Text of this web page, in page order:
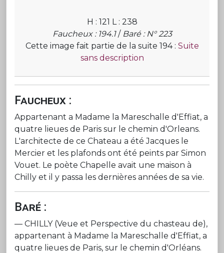
H : 121 L : 238
Faucheux : 194.1/ Baré : N° 223
Cette image fait partie de la suite 194 : Suite
sans description
Faucheux :
Appartenant a Madame la Mareschalle d'Effiat, a
quatre lieues de Paris sur le chemin d'Orleans.
L'architecte de ce Chateau a été Jacques le
Mercier et les plafonds ont été peints par Simon
Vouet. Le poète Chapelle avait une maison à
Chilly et il y passa les dernières années de sa vie.
Baré :
— CHILLY (Veue et Perspective du chasteau de),
appartenant à Madame la Mareschalle d'Effiat, a
quatre lieues de Paris, sur le chemin d'Orléans.